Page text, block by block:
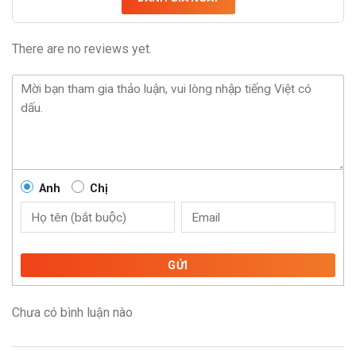
There are no reviews yet.
Anh Chị
GỬI
Chưa có bình luận nào